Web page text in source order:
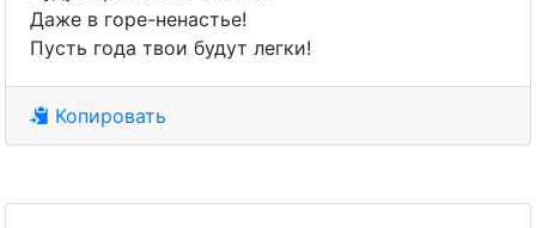
Даже в горе-ненастье!
Пусть года твои будут легки!
Копировать